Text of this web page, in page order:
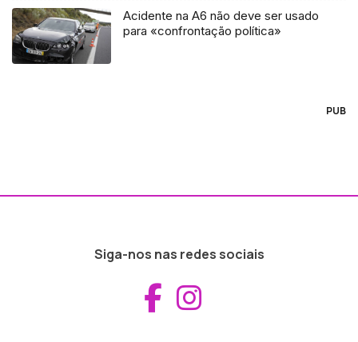
Acidente na A6 não deve ser usado
para «confrontação política»
PUB
Siga-nos nas redes sociais
Aceder ao